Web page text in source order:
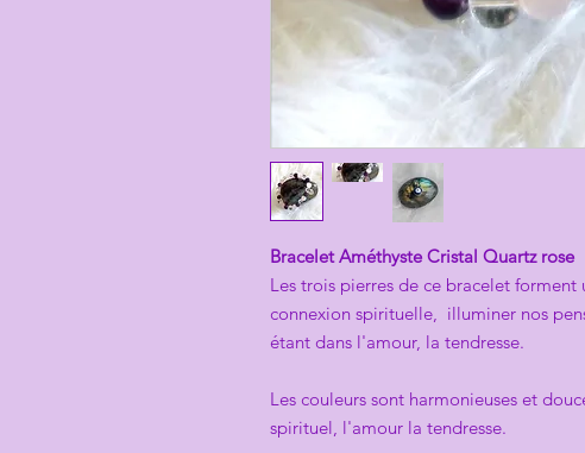
Bracelet Améthyste Cristal Quartz rose
Les trois pierres de ce bracelet
connexion spirituelle, illuminer nos
étant dans l'amour, la tendresse.
Les couleurs sont harmonieuses et
spirituel, l'amour la tendresse.